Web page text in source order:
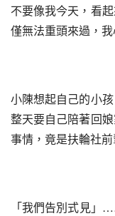
不要像我今天，看
僅無法重頭來過，
小陳想起自己的小
整天要自己陪著回
事情，竟是扶輪社
「我們告別式見」